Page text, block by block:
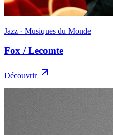
Jazz · Musiques du Monde
Fox / Lecomte
Découvrir